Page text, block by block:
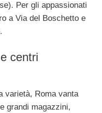
Per gli appassionati
a Via del Boschetto e
centri
varietà, Roma vanta
grandi magazzini,